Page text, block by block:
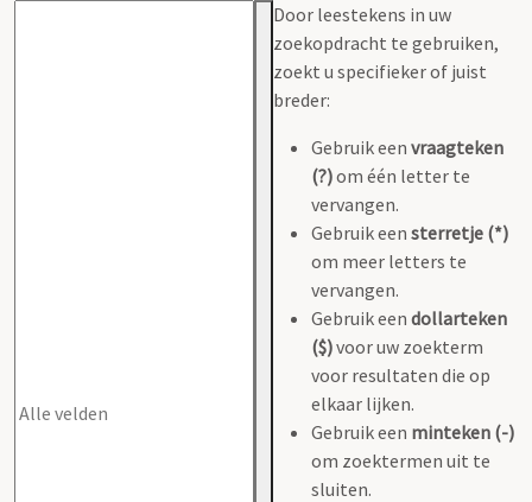
Door leestekens in uw
zoekopdracht te gebruiken,
zoekt u specifieker of juist
breder:
Gebruik een vraagteken
(?)om één letter te
vervangen.
Gebruik een sterretje (*)
om meer letters te
vervangen.
Gebruik een dollarteken
($)voor uw zoekterm
voor resultaten die op
elkaar lijken.
Gebruik een minteken (-)
om zoektermen uit te
sluiten.